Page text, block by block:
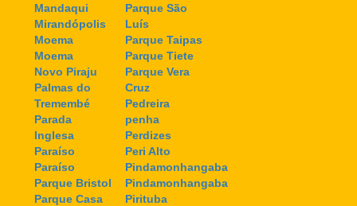
Mandaqui
Mirandópolis
Moema
Moema
Novo Piraju
Palmas do
Tremembé
Parada
Inglesa
Paraíso
Paraíso
Parque Bristol
Parque Casa
Parque São
Luís
Parque Taipas
Parque Tiete
Parque Vera
Cruz
Pedreira
penha
Perdizes
Peri Alto
Pindamonhangaba
Pindamonhangaba
Pirituba